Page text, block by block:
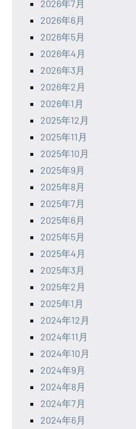
2026年7月
2026年6月
2026年5月
2026年4月
2026年3月
2026年2月
2026年1月
2025年12月
2025年11月
2025年10月
2025年9月
2025年8月
2025年7月
2025年6月
2025年5月
2025年4月
2025年3月
2025年2月
2025年1月
2024年12月
2024年11月
2024年10月
2024年9月
2024年8月
2024年7月
2024年6月